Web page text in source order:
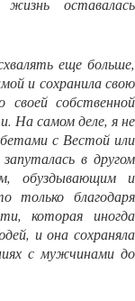
еще больше,
и сохранила свою
своей собственной
На самом деле, я не
с Вестой или
в другом
обуздывающим и
только благодаря
которая иногда
и она сохраняла
с мужчинами до